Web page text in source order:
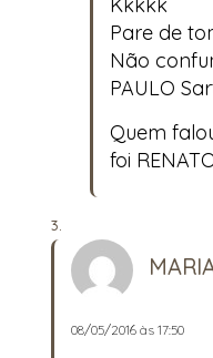
Pare de
Não
PAULO
Quem
foi
08/05/2016 às 17:50